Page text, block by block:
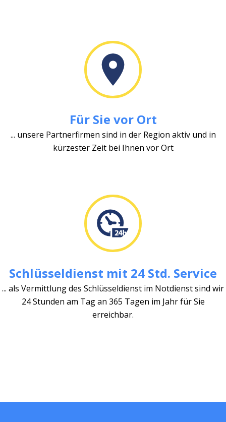
Für Sie vor Ort
... unsere Partnerfirmen sind in der Region aktiv und in
kürzester Zeit bei Ihnen vor Ort
Schlüsseldienst mit 24 Std. Service
... als Vermittlung des Schlüsseldienst im Notdienst sind wir
24 Stunden am Tag an 365 Tagen im Jahr für Sie
erreichbar.